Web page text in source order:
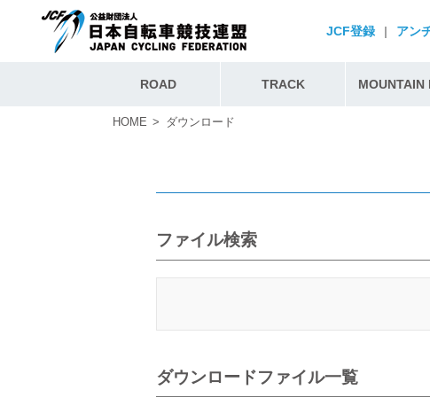
JCF登録 | アン
ROAD TRACK MOUNTAIN
HOME ダウンロード
ファイル検索
ダウンロードファイル一覧